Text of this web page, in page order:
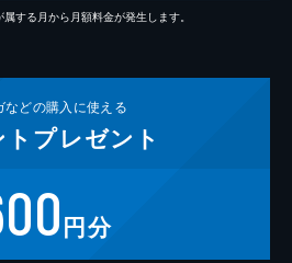
する月から月額料金が発生します。
などの購入に使える
プレゼント
円分